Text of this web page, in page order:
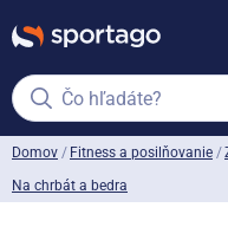
Čo hľadáte?
Domov Fitness a posilňovanie
Na chrbát a bedra